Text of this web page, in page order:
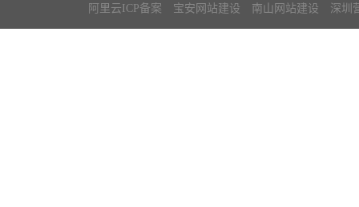
阿里云ICP备案
宝安网站建设 南山网站建设 深圳